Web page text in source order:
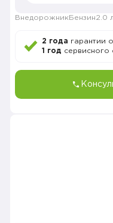
Внедорожник Бензин2.0 л.
2 года гарантии
1 год сервисного